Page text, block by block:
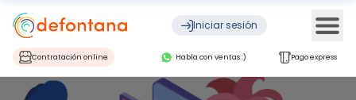
Iniciar sesión
Contratación online Habla con ventas :) Pago express